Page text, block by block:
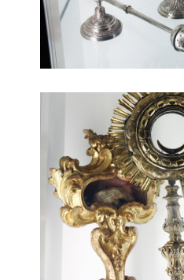
beni ecclesiastici 4